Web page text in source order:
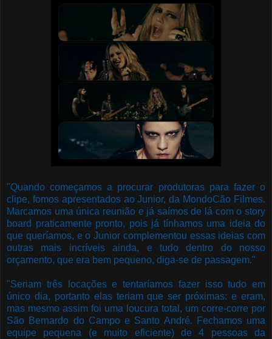
"Quando começamos a procurar produtoras para fazer o
clipe, fomos apresentados ao Junior, da MondoCão Filmes.
Marcamos uma única reunião e já saímos de lá com o story
board praticamente pronto, pois já tínhamos uma ideia do
que queríamos, e o Junior complementou essas ideias com
outras mais incríveis ainda, e tudo dentro do nosso
orçamento, que era bem pequeno, diga-se de passagem."
"Seriam três locações e tentaríamos fazer isso tudo em
único dia, portanto elas teriam que ser próximas: e eram,
mas mesmo assim foi uma loucura total, um corre-corre por
São Bernardo do Campo e Santo André. Fechamos uma
equipe pequena (e muito eficiente) de 4 pessoas da